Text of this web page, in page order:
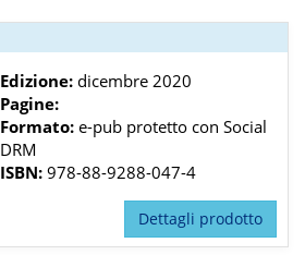
Edizione:dicembre 2020
Pagine:
Formato:e-pub protetto con Social
DRM
ISBN:978-88-9288-047-4
Dettagli prodotto